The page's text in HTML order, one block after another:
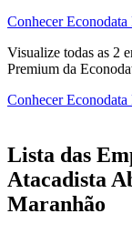
Conhecer Econodata
Visualize todas as 2
Premium da
Conhecer Econodata
Lista das
Atacadista
Maranhão